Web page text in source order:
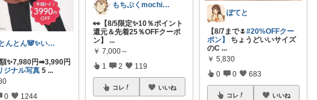
とんとん🐼✨いいねに感謝です🙇‍♀️
額✨7,980円➡︎3,990円
ジナル写真 5️ ...
0 1244
もちぷくmochipuku☘️5日感謝
👀【8/5限定✨10％ポイント
還元＆先着25％OFFクーポ
ン】
...
￥ 7,000～
1 2 119
コレ いいね
ぽてと
【8/7まで🌷#20%OFFクー
ポン】
ちょうどいいサイズ
のC ...
￥ 5,830
0 0 683
コレ いいね